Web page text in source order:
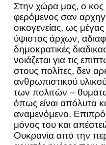
Στην χώρα μας, ο
φερόμενος σαν
οικογενείας, ως
ύψιστος άρχων,
δημοκρατικές
νοιάζεται για τις
στους πολίτες, δεν
ανθρωπιστικού
των πολιτών –
όπως είναι απόλυτα
αναμενόμενο.
μόνος του και
Ουκρανία από την